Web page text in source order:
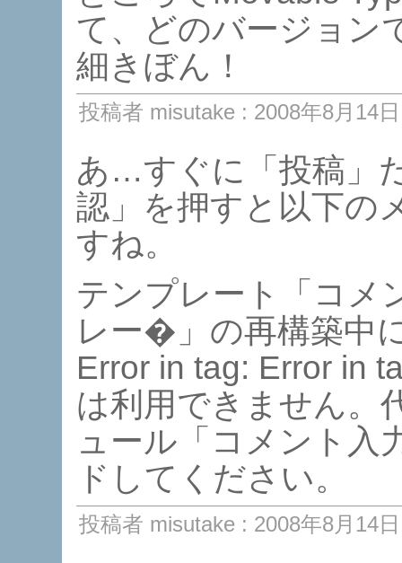
て、どのバージョン
細きぼん！
投稿者 misutake : 2008年8月14
あ…すぐに「投稿」
認」を押すと以下の
すね。
テンプレート「コメ
レー�」の再構築中
Error in tag: Error in
は利用できません。
ュール「コメント入
ドしてください。
投稿者 misutake : 2008年8月14